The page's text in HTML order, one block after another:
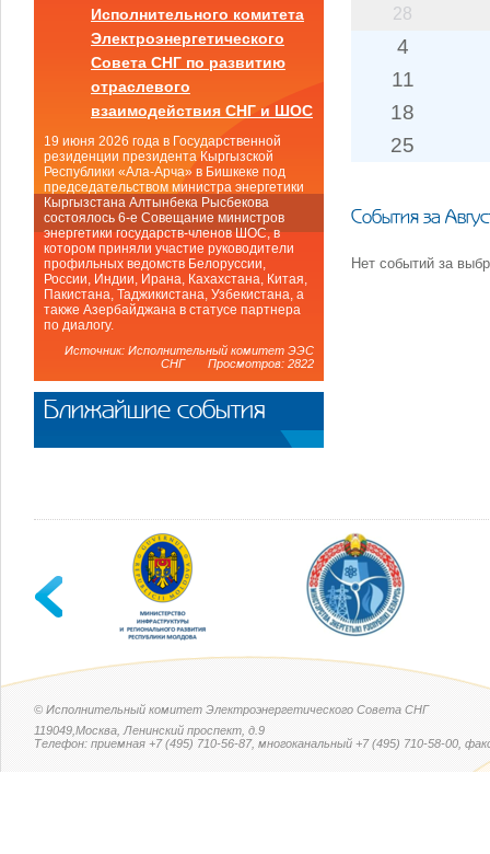
28
4
11
18
25
События за
Нет событий за
Исполнительного комитета
Электроэнергетического
Совета СНГ по развитию
отраслевого
взаимодействия СНГ и ШОС
19 июня 2026 года в Государственной
резиденции президента Кыргызской
Республики «Ала-Арча» в Бишкеке под
председательством министра энергетики
Кыргызстана Алтынбека Рысбекова
состоялось 6-е Совещание министров
энергетики государств-членов ШОС, в
котором приняли участие руководители
профильных ведомств Белоруссии,
России, Индии, Ирана, Кахахстана, Китая,
Пакистана, Таджикистана, Узбекистана, а
также Азербайджана в статусе партнера
по диалогу.
Источник: Исполнительный комитет ЭЭС
СНГ Просмотров: 2822
Ближайшие события
© Исполнительный комитет Электроэнергетического Совета СНГ
119049,Москва, Ленинский проспект, д.9
Телефон: приемная +7 (495) 710-56-87, многоканальный +7 (495) 710-58-00,